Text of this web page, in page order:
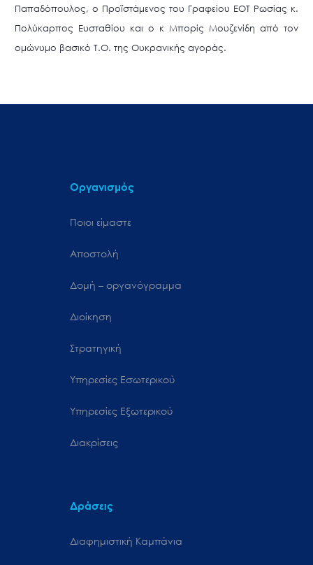
Παπαδόπουλος, ο Προϊστάμενος του Γραφείου ΕΟΤ Ρωσίας κ.
Πολύκαρπος Ευσταθίου και ο κ Μπορίς Μουζενίδη από τον
ομώνυμο βασικό Τ.Ο. της Ουκρανικής αγοράς.
Οργανισμός
Ποιοι είμαστε
Αποστολή
Δομή – οργανόγραμμα
Διοίκηση
Στρατηγική
Υπηρεσίες Εσωτερικού
Υπηρεσίες Εξωτερικού
Διακρίσεις
Δράσεις
Διαφημιστική Καμπάνια